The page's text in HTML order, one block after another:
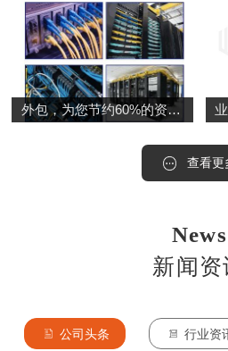
外包，为您节约60%的资金成本！ 选择南数网络为中小型企业量身定制的专业IT运维服务，为您降低90%的管理成本，节约60%的资金成本！
查看更
News
新闻资
公司头条 行业资